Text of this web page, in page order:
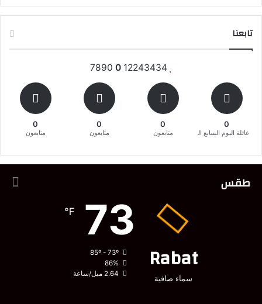
تابعنا
12243434
0
0
عائلة اليوم السابع المغربية
0
متابعون
0
متابعون
0
متابعون
طقس
Rabat
سماء صافية
73
℉
86%
2.64 ميل/ساعة